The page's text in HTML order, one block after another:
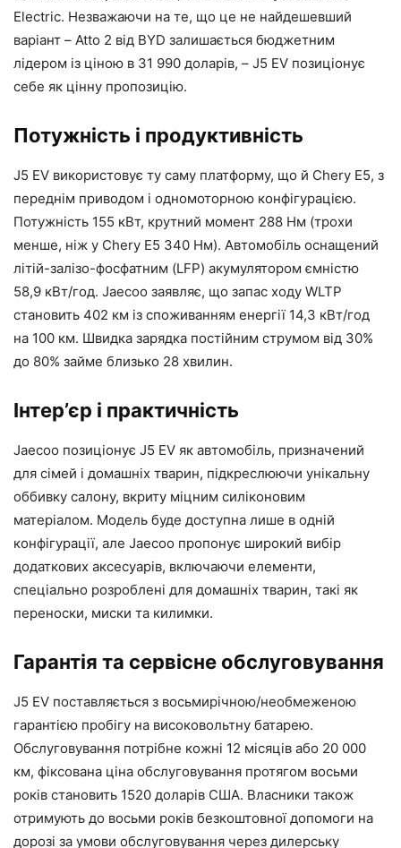
Electric. Незважаючи на те, що це не найдешевший
варіант – Atto 2 від BYD залишається бюджетним
лідером із ціною в 31 990 доларів, – J5 EV позиціонує
себе як цінну пропозицію.
Потужність і продуктивність
J5 EV використовує ту саму платформу, що й Chery E5, з
переднім приводом і одномоторною конфігурацією.
Потужність 155 кВт, крутний момент 288 Нм (трохи
менше, ніж у Chery E5 340 Нм). Автомобіль оснащений
літій-залізо-фосфатним (LFP) акумулятором ємністю
58,9 кВт/год. Jaecoo заявляє, що запас ходу WLTP
становить 402 км із споживанням енергії 14,3 кВт/год
на 100 км. Швидка зарядка постійним струмом від 30%
до 80% займе близько 28 хвилин.
Інтер’єр і практичність
Jaecoo позиціонує J5 EV як автомобіль, призначений
для сімей і домашніх тварин, підкреслюючи унікальну
оббивку салону, вкриту міцним силіконовим
матеріалом. Модель буде доступна лише в одній
конфігурації, але Jaecoo пропонує широкий вибір
додаткових аксесуарів, включаючи елементи,
спеціально розроблені для домашніх тварин, такі як
переноски, миски та килимки.
Гарантія та сервісне обслуговування
J5 EV поставляється з восьмирічною/необмеженою
гарантією пробігу на високовольтну батарею.
Обслуговування потрібне кожні 12 місяців або 20 000
км, фіксована ціна обслуговування протягом восьми
років становить 1520 доларів США. Власники також
отримують до восьми років безкоштовної допомоги на
дорозі за умови обслуговування через дилерську